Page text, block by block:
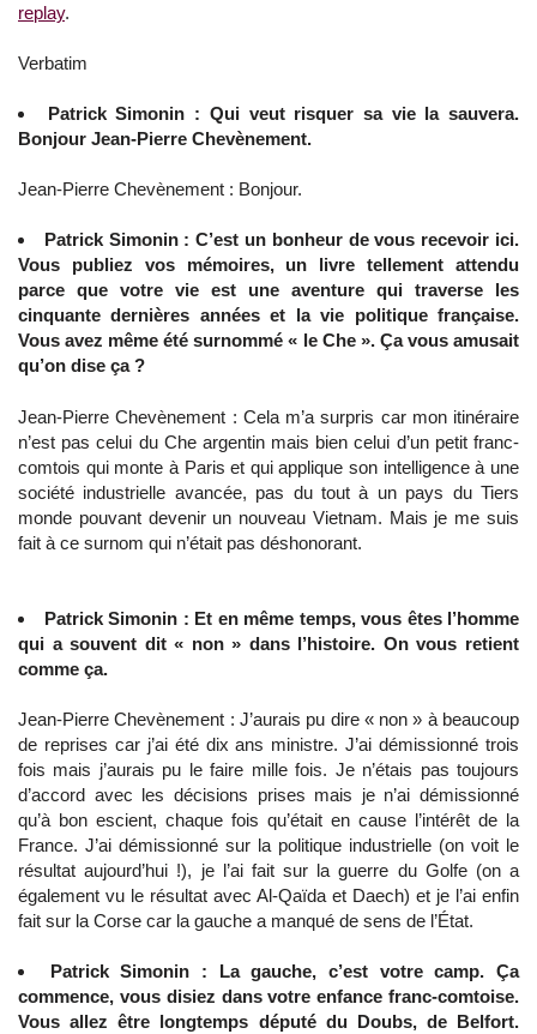
replay.
Verbatim
Patrick Simonin : Qui veut risquer sa vie la sauvera.
Bonjour Jean-Pierre Chevènement.
Jean-Pierre Chevènement : Bonjour.
Patrick Simonin : C’est un bonheur de vous recevoir ici.
Vous publiez vos mémoires, un livre tellement attendu
parce que votre vie est une aventure qui traverse les
cinquante dernières années et la vie politique française.
Vous avez même été surnommé « le Che ». Ça vous amusait
qu’on dise ça ?
Jean-Pierre Chevènement : Cela m’a surpris car mon itinéraire
n’est pas celui du Che argentin mais bien celui d’un petit franc-
comtois qui monte à Paris et qui applique son intelligence à une
société industrielle avancée, pas du tout à un pays du Tiers
monde pouvant devenir un nouveau Vietnam. Mais je me suis
fait à ce surnom qui n’était pas déshonorant.
Patrick Simonin : Et en même temps, vous êtes l’homme
qui a souvent dit « non » dans l’histoire. On vous retient
comme ça.
Jean-Pierre Chevènement : J’aurais pu dire « non » à beaucoup
de reprises car j’ai été dix ans ministre. J’ai démissionné trois
fois mais j’aurais pu le faire mille fois. Je n’étais pas toujours
d’accord avec les décisions prises mais je n’ai démissionné
qu’à bon escient, chaque fois qu’était en cause l’intérêt de la
France. J’ai démissionné sur la politique industrielle (on voit le
résultat aujourd’hui !), je l’ai fait sur la guerre du Golfe (on a
également vu le résultat avec Al-Qaïda et Daech) et je l’ai enfin
fait sur la Corse car la gauche a manqué de sens de l’État.
Patrick Simonin : La gauche, c’est votre camp. Ça
commence, vous disiez dans votre enfance franc-comtoise.
Vous allez être longtemps député du Doubs, de Belfort.